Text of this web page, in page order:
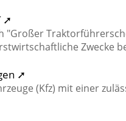
➚
"Großer
Zwecke
➚
(Kfz) mit einer